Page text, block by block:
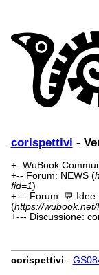
corispettivi -
+- WuBook
+-- Forum: NEWS (
fid=1)
+--- Forum: 💬 Idee
(https://
+--- Discussione:
corispettivi -